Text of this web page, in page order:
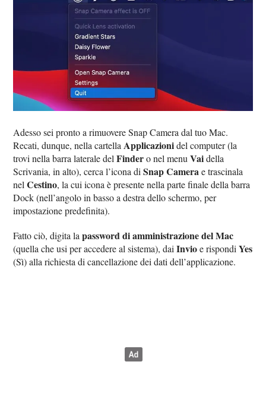
Adesso sei pronto a rimuovere Snap Camera dal tuo Mac.
Recati, dunque, nella cartellaApplicazionidel computer (la
trovi nella barra laterale delFindero nel menuVaidella
Scrivania, in alto), cerca l’icona diSnap Camerae trascinala
nelCestino, la cui icona è presente nella parte finale della barra
Dock (nell’angolo in basso a destra dello schermo, per
impostazione predefinita).
Fatto ciò, digita lapassword di amministrazione del Mac
(quella che usi per accedere al sistema), daiInvioe rispondiYes
(Sì) alla richiesta di cancellazione dei dati dell’applicazione.